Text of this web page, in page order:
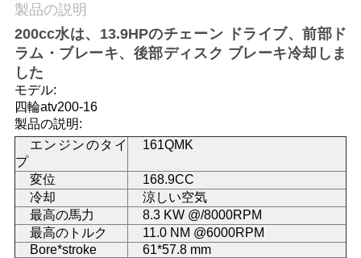
し
な
さ
い
引
用
を
製品の説明
200cc水は、13.9HPのチェーン ドライブ、前部ド
ラム・ブレーキ、後部ディスク ブレーキ冷却しま
した
モデル:
四輪atv200-16
製品の説明:
エンジンのタイ
プ
161QMK
変位
168.9CC
冷却
涼しい空気
最高の馬力
8.3 KW @/8000RPM
最高のトルク
11.0 NM @6000RPM
Bore*stroke
61*57.8 mm